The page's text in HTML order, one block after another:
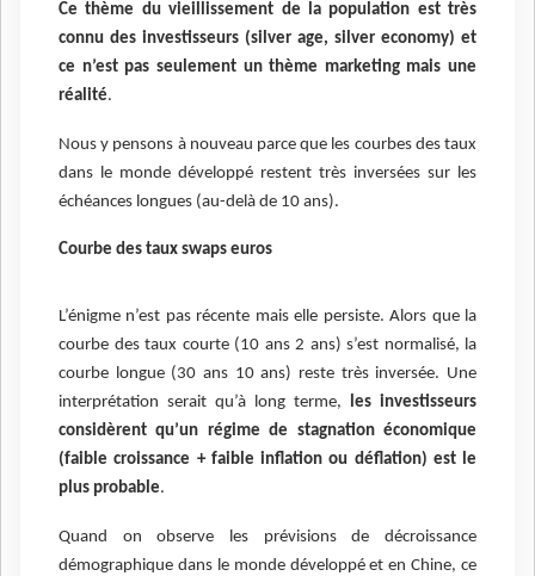
Ce thème du vieillissement de la population est très
connu des investisseurs (silver age, silver economy) et
ce n’est pas seulement un thème marketing mais une
réalité.
Nous y pensons à nouveau parce que les courbes des taux
dans le monde développé restent très inversées sur les
échéances longues (au-delà de 10 ans).
Courbe des taux swaps euros
L’énigme n’est pas récente mais elle persiste. Alors que la
courbe des taux courte (10 ans 2 ans) s’est normalisé, la
courbe longue (30 ans 10 ans) reste très inversée. Une
interprétation serait qu’à long terme, les investisseurs
considèrent qu’un régime de stagnation économique
(faible croissance + faible inflation ou déflation) est le
plus probable.
Quand on observe les prévisions de décroissance
démographique dans le monde développé et en Chine, ce